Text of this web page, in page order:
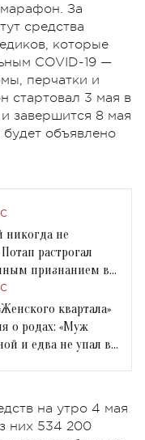
За
средства
которые
COVID-19 —
перчатки и
стартовал 3 мая в
и завершится 8 мая
будет объявлено
никогда не
растрогал
признанием в
Каменских
квартала»
о родах: «Муж
и едва не упал в
на утро 4 мая
них 534 200